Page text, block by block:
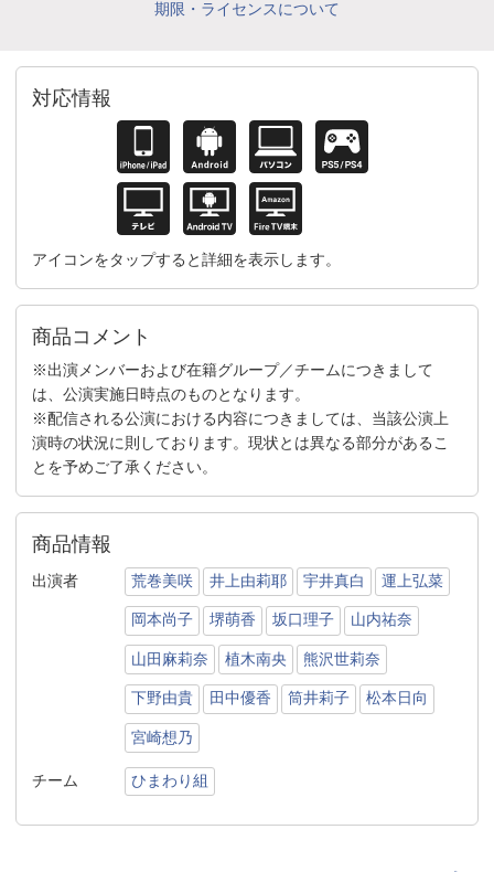
期限・ライセンスについて
対応情報
アイコンをタップすると詳細を表示します。
商品コメント
※出演メンバーおよび在籍グループ／チームにつきまして
は、公演実施日時点のものとなります。
※配信される公演における内容につきましては、当該公演上
演時の状況に則しております。現状とは異なる部分があるこ
とを予めご了承ください。
商品情報
出演者 荒巻美咲 井上由莉耶 宇井真白 運上弘菜
岡本尚子 堺萌香 坂口理子 山内祐奈
山田麻莉奈 植木南央 熊沢世莉奈
下野由貴 田中優香 筒井莉子 松本日向
宮崎想乃
チーム ひまわり組